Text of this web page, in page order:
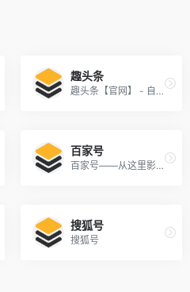
趣头条
趣头条【官网】 - 自媒体平台介绍!
百家号
百家号——从这里影响世界
搜狐号
搜狐号